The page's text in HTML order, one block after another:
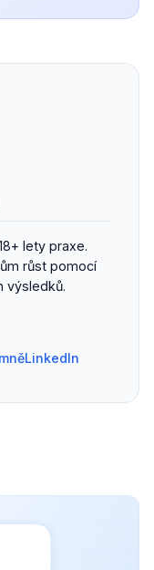
lety praxe.
růst pomocí
výsledků.
LinkedIn